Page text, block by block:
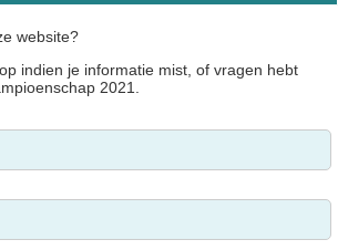
website?
indien je informatie mist, of vragen hebt
2021.